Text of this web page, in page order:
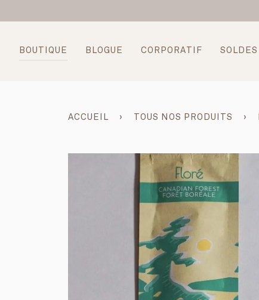
au
BOUTIQUE BLOGUE CORPORATIF SOLDES
ACCUEIL › TOUS NOS PRODUITS ›